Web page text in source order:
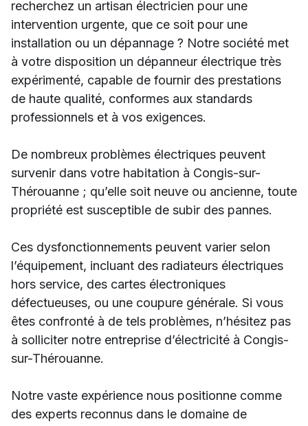
recherchez un artisan électricien pour une
intervention urgente, que ce soit pour une
installation ou un dépannage ? Notre société met
à votre disposition un dépanneur électrique très
expérimenté, capable de fournir des prestations
de haute qualité, conformes aux standards
professionnels et à vos exigences.
De nombreux problèmes électriques peuvent
survenir dans votre habitation à Congis-sur-
Thérouanne ; qu’elle soit neuve ou ancienne, toute
propriété est susceptible de subir des pannes.
Ces dysfonctionnements peuvent varier selon
l’équipement, incluant des radiateurs électriques
hors service, des cartes électroniques
défectueuses, ou une coupure générale. Si vous
êtes confronté à de tels problèmes, n’hésitez pas
à solliciter notre entreprise d’électricité à Congis-
sur-Thérouanne.
Notre vaste expérience nous positionne comme
des experts reconnus dans le domaine de